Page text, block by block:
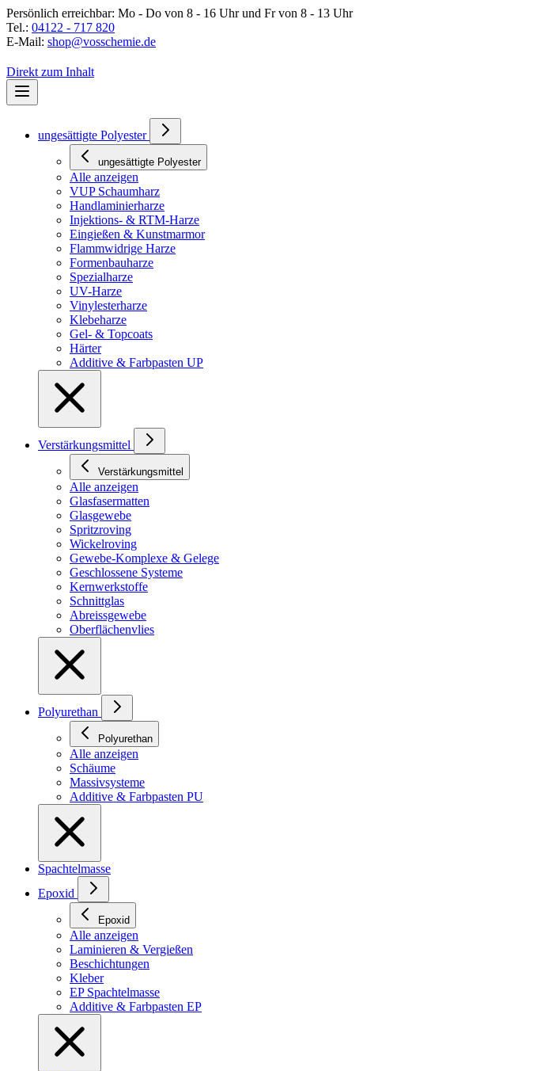
Persönlich erreichbar: Mo - Do von 8 - 16 Uhr und Fr von 8 - 13 Uhr
Tel.: 04122 - 717 820
E-Mail: shop@vosschemie.de
Direkt zum Inhalt
ungesättigte Polyester
ungesättigte Polyester
Alle anzeigen
VUP Schaumharz
Handlaminierharze
Injektions- & RTM-Harze
Eingießen & Kunstmarmor
Flammwidrige Harze
Formenbauharze
Spezialharze
UV-Harze
Vinylesterharze
Klebeharze
Gel- & Topcoats
Härter
Additive & Farbpasten UP
Verstärkungsmittel
Verstärkungsmittel
Alle anzeigen
Glasfasermatten
Glasgewebe
Spritzroving
Wickelroving
Gewebe-Komplexe & Gelege
Geschlossene Systeme
Kernwerkstoffe
Schnittglas
Abreissgewebe
Oberflächenvlies
Polyurethan
Polyurethan
Alle anzeigen
Schäume
Massivsysteme
Additive & Farbpasten PU
Spachtelmasse
Epoxid
Epoxid
Alle anzeigen
Laminieren & Vergießen
Beschichtungen
Kleber
EP Spachtelmasse
Additive & Farbpasten EP